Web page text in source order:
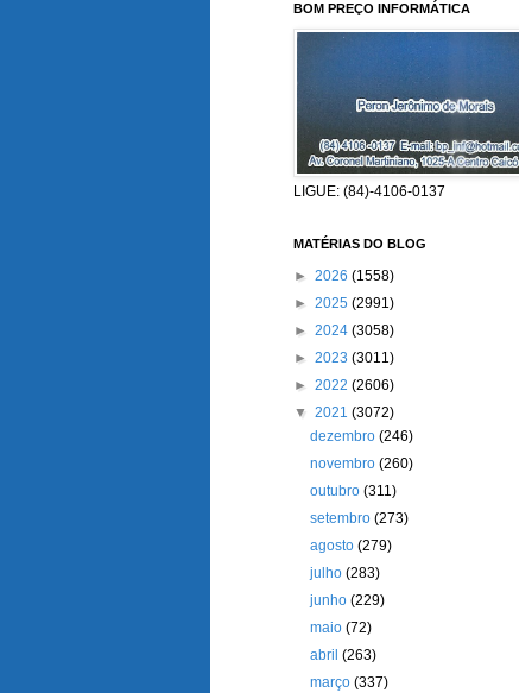
BOM PREÇO INFORMÁTICA
LIGUE: (84)-4106-0137
MATÉRIAS DO BLOG
► 2026 (1558)
► 2025 (2991)
► 2024 (3058)
► 2023 (3011)
► 2022 (2606)
▼ 2021 (3072)
dezembro(246)
novembro(260)
outubro(311)
setembro(273)
agosto(279)
julho(283)
junho(229)
maio(72)
abril(263)
março(337)